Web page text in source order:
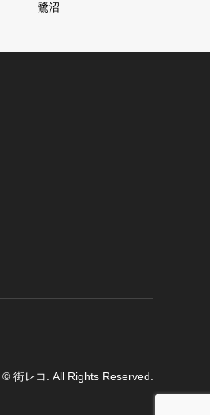
鷺沼
© 街レコ . All Rights Reserved.